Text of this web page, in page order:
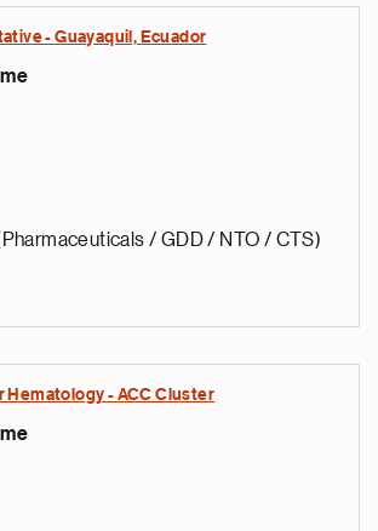
- Guayaquil, Ecuador
/ GDD / NTO / CTS)
Hematology - ACC Cluster